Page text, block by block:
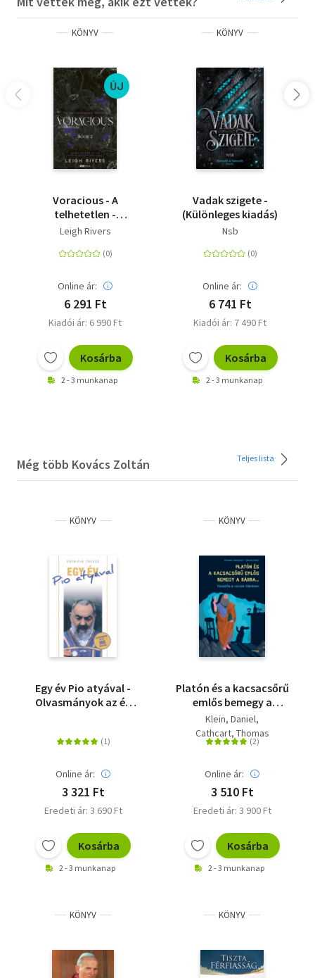
KÖNYV
ÚJ
Voracious - A
telhetetlen -
(Különleges kiadás)
Leigh Rivers
Online ár:
6 291 Ft
Kiadói ár: 6 990 Ft
Kosárba
2 - 3 munkanap
KÖNYV
Vadak szigete -
(Különleges kiadás)
Nsb
Online ár:
6 741 Ft
Kiadói ár: 7 490 Ft
Kosárba
2 - 3 munkanap
Még több Kovács Zoltán Teljes lista
KÖNYV
Egy év Pio atyával -
Olvasmányok az év
Online ár:
3 321 Ft
Eredeti ár: 3 690 Ft
Kosárba
2 - 3 munkanap
KÖNYV
Platón és a kacsacsőrű
emlős bemegy a
bárba... - Filozófia a
viccek tükrében
Klein, Daniel
Cathcart, Thomas
Online ár:
3 510 Ft
Eredeti ár: 3 900 Ft
Kosárba
2 - 3 munkanap
KÖNYV KÖNYV